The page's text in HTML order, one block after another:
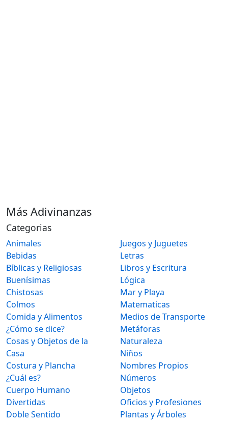
Más Adivinanzas
Categorias
Animales
Bebidas
Bíblicas y Religiosas
Buenísimas
Chistosas
Colmos
Comida y Alimentos
¿Cómo se dice?
Cosas y Objetos de la
Casa
Costura y Plancha
¿Cuál es?
Cuerpo Humano
Divertidas
Doble Sentido
Juegos y Juguetes
Letras
Libros y Escritura
Lógica
Mar y Playa
Matematicas
Medios de Transporte
Metáforas
Naturaleza
Niños
Nombres Propios
Números
Objetos
Oficios y Profesiones
Plantas y Árboles